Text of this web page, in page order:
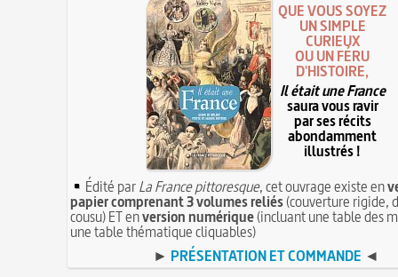
QUE VOUS SOYEZ
UN SIMPLE
CURIEUX
OU UN FÉRU
D'HISTOIRE,
Il était une France
saura vous ravir
par ses récits
abondamment
illustrés !
Édité parLa France pittoresque, cet ouvrage existe en
papier comprenant 3 volumes reliés(couverture rigide,
cousu) ET enversion numérique(incluant une table des
une table thématique cliquables)
► PRÉSENTATION ET COMMANDE ◄